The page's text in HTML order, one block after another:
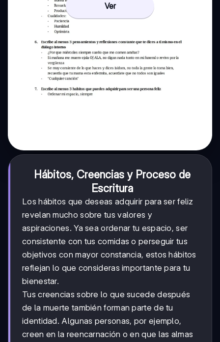
Ver
Hábitos, Creencias y Proceso de
Escritura
Los hábitos que deseas adquirir para ser feliz
revelan mucho sobre tus valores y
aspiraciones. Ya sea ordenar tu espacio, ser
consistente con tus comidas o perseguir tus
objetivos con mayor constancia, estos hábitos
reflejan lo que consideras importante para tu
bienestar.
Tus creencias sobre lo que sucede después
de la muerte también forman parte de tu
identidad. Algunas personas, por ejemplo,
creen en la reencarnación o en que las almas